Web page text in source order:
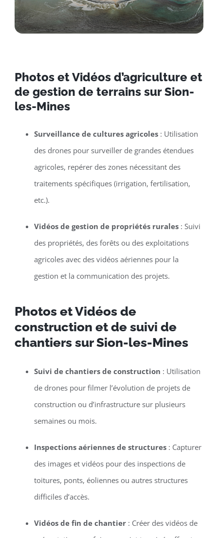
Photos et Vidéos d’agriculture et
de gestion de terrains sur Sion-
les-Mines
Surveillance de cultures agricoles: Utilisation
des drones pour surveiller de grandes étendues
agricoles, repérer des zones nécessitant des
traitements spécifiques (irrigation, fertilisation,
etc.).
Vidéos de gestion de propriétés rurales: Suivi
des propriétés, des forêts ou des exploitations
agricoles avec des vidéos aériennes pour la
gestion et la communication des projets.
Photos et Vidéos de
construction et de suivi de
chantiers sur Sion-les-Mines
Suivi de chantiers de construction : Utilisation
de drones pour filmer l’évolution de projets de
construction ou d’infrastructure sur plusieurs
semaines ou mois.
Inspections aériennes de structures: Capturer
des images et vidéos pour des inspections de
toitures, ponts, éoliennes ou autres structures
difficiles d’accès.
Vidéos de fin de chantier: Créer des vidéos de